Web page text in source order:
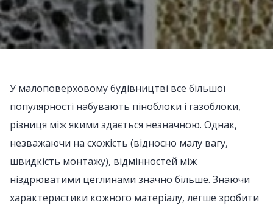
У малоповерховому будівництві все більшої
популярності набувають піноблоки і газоблоки,
різниця між якими здається незначною. Однак,
незважаючи на схожість (відносно малу вагу,
швидкість монтажу), відмінностей між
ніздрюватими цеглинами значно більше. Знаючи
характеристики кожного матеріалу, легше зробити